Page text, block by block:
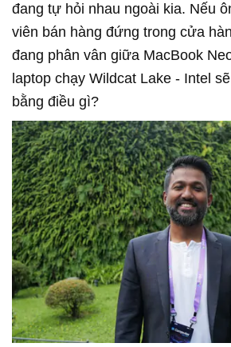
đang tự hỏi nhau ngoài kia. Nếu
viên bán hàng đứng trong cửa
đang phân vân giữa MacBook
laptop chạy Wildcat Lake - Intel
bằng điều gì?